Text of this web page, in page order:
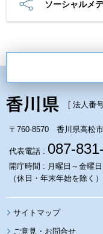
ソーシャルメ
[ 法人番
〒760-8570 香川県高松
代表電話 : 087-
開庁時間 : 月曜日～金曜
（休日・年末年始を除く）
サイトマップ